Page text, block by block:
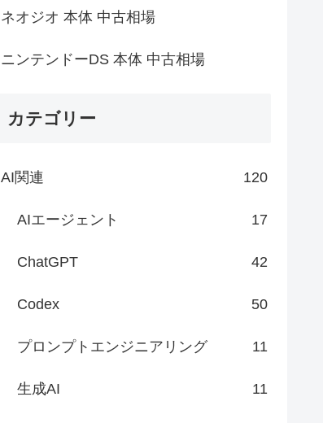
ネオジオ 本体 中古相場
ニンテンドーDS 本体 中古相場
カテゴリー
AI関連 120
AIエージェント 17
ChatGPT 42
Codex 50
プロンプトエンジニアリング 11
生成AI 11